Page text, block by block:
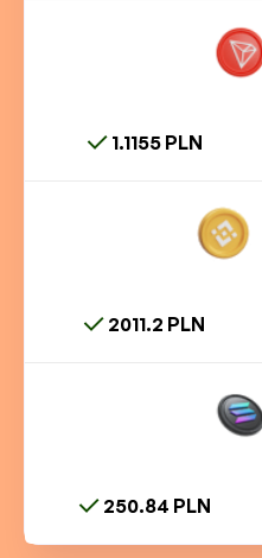
1.1155 PLN
2011.2 PLN
250.84 PLN